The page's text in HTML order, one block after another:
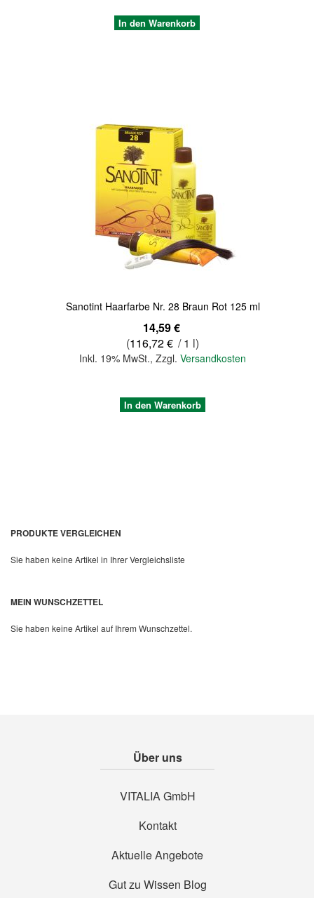
In den Warenkorb
Sanotint Haarfarbe Nr. 28 Braun Rot 125 ml
14,59 €
(116,72 € / 1 l)
Inkl. 19% MwSt.,Zzgl.Versandkosten
Quickview
In den Warenkorb
PRODUKTE VERGLEICHEN
Sie haben keine Artikel in Ihrer Vergleichsliste
MEIN WUNSCHZETTEL
Sie haben keine Artikel auf Ihrem Wunschzettel.
Über uns
VITALIA GmbH
Kontakt
Aktuelle Angebote
Gut zu Wissen Blog